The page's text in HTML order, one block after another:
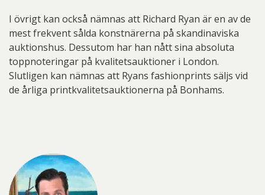
I övrigt kan också nämnas att Richard Ryan är en av de
mest frekvent sålda konstnärerna på skandinaviska
auktionshus. Dessutom har han nått sina absoluta
toppnoteringar på kvalitetsauktioner i London.
Slutligen kan nämnas att Ryans fashionprints säljs vid
de årliga printkvalitetsauktionerna på Bonhams.